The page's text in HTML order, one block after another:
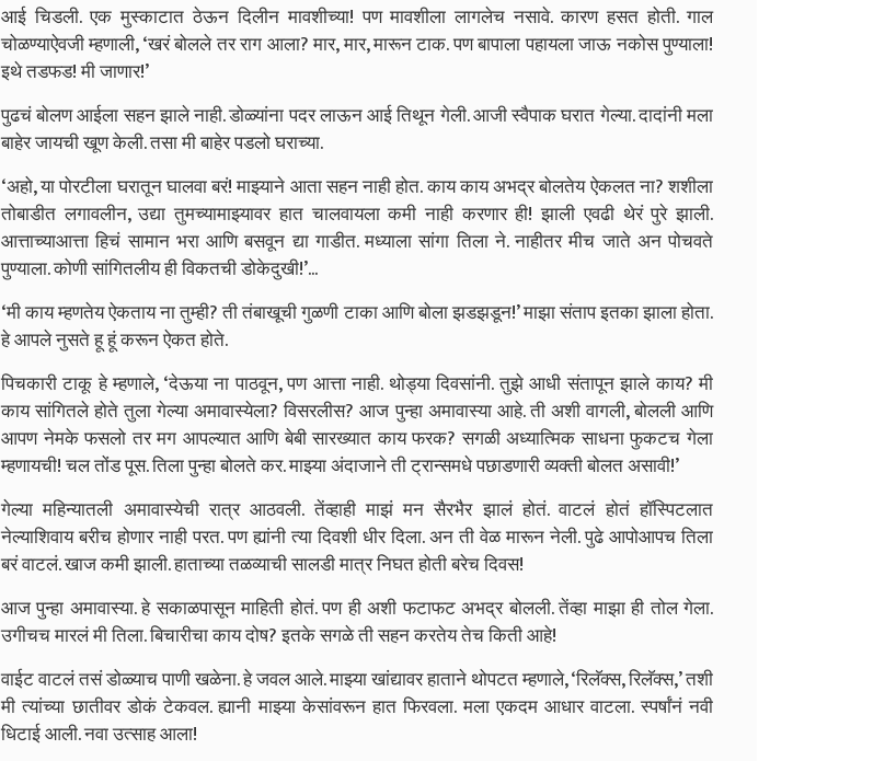
आई चिडली. एक मुस्काटात ठेऊन दिलीन मावशीच्या! पण मावशीला लागलेच नसावे. कारण हसत होती. गाल
चोळण्याऐवजी म्हणाली, ‘खरं बोलले तर राग आला? मार, मार, मारून टाक. पण बापाला पहायला जाऊ नकोस पुण्याला!
इथे तडफड! मी जाणार!’
पुढचं बोलण आईला सहन झाले नाही. डोळ्यांना पदर लाऊन आई तिथून गेली. आजी स्वैपाक घरात गेल्या. दादांनी मला
बाहेर जायची खूण केली. तसा मी बाहेर पडलो घराच्या.
‘अहो, या पोरटीला घरातून घालवा बरं! माझ्याने आता सहन नाही होत. काय काय अभद्र बोलतेय ऐकलत ना? शशीला
तोबाडीत लगावलीन, उद्या तुमच्यामाझ्यावर हात चालवायला कमी नाही करणार ही! झाली एवढी थेरं पुरे झाली.
आत्ताच्याआत्ता हिचं सामान भरा आणि बसवून द्या गाडीत. मध्याला सांगा तिला ने. नाहीतर मीच जाते अन पोचवते
पुण्याला. कोणी सांगितलीय ही विकतची डोकेदुखी!’...
‘मी काय म्हणतेय ऐकताय ना तुम्ही? ती तंबाखूची गुळणी टाका आणि बोला झडझडून!’ माझा संताप इतका झाला होता.
हे आपले नुसते हू हूं करून ऐकत होते.
पिचकारी टाकू हे म्हणाले, ‘देऊया ना पाठवून, पण आत्ता नाही. थोड्या दिवसांनी. तुझे आधी संतापून झाले काय? मी
काय सांगितले होते तुला गेल्या अमावास्येला? विसरलीस? आज पुन्हा अमावास्या आहे. ती अशी वागली, बोलली आणि
आपण नेमके फसलो तर मग आपल्यात आणि बेबी सारख्यात काय फरक? सगळी अध्यात्मिक साधना फुकटच गेला
म्हणायची! चल तोंड पूस. तिला पुन्हा बोलते कर. माझ्या अंदाजाने ती ट्रान्समधे पछाडणारी व्यक्ती बोलत असावी!’
गेल्या महिन्यातली अमावास्येची रात्र आठवली. तेंव्हाही माझं मन सैरभैर झालं होतं. वाटलं होतं हॉस्पिटलात
नेल्याशिवाय बरीच होणार नाही परत. पण ह्यांनी त्या दिवशी धीर दिला. अन ती वेळ मारून नेली. पुढे आपोआपच तिला
बरं वाटलं. खाज कमी झाली. हाताच्या तळव्याची सालडी मात्र निघत होती बरेच दिवस!
आज पुन्हा अमावास्या. हे सकाळपासून माहिती होतं. पण ही अशी फटाफट अभद्र बोलली. तेंव्हा माझा ही तोल गेला.
उगीचच मारलं मी तिला. बिचारीचा काय दोष? इतके सगळे ती सहन करतेय तेच किती आहे!
वाईट वाटलं तसं डोळ्याच पाणी खळेना. हे जवल आले. माझ्या खांद्यावर हाताने थोपटत म्हणाले, ‘रिलॅक्स, रिलॅक्स,’ तशी
मी त्यांच्या छातीवर डोकं टेकवल. ह्यानी माझ्या केसांवरून हात फिरवला. मला एकदम आधार वाटला. स्पर्षांनं नवी
धिटाई आली. नवा उत्साह आला!